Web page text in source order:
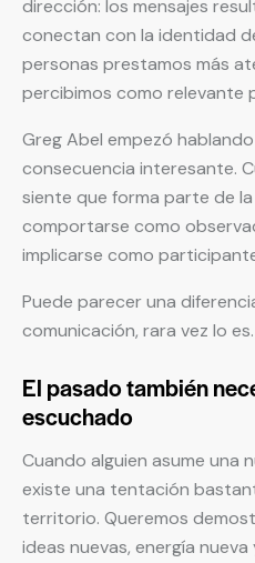
dirección: los mensajes
conectan con la identidad
personas prestamos más
percibimos como relevante
Greg Abel empezó
consecuencia interesante.
siente que forma parte de
comportarse como
implicarse como
Puede parecer una
comunicación, rara vez lo es.
El pasado también
escuchado
Cuando alguien asume una
existe una tentación
territorio. Queremos
ideas nuevas, energía